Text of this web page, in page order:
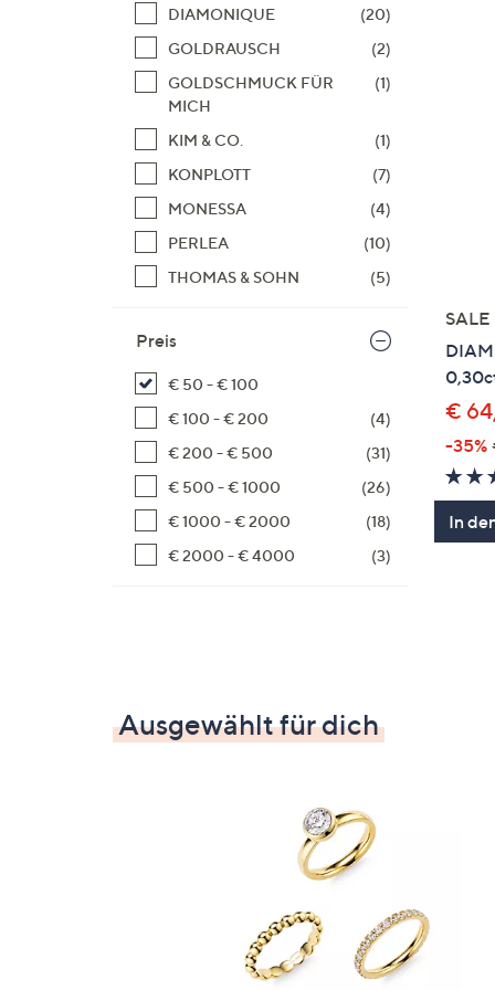
DIAMONIQUE
(20)
GOLDRAUSCH
(2)
GOLDSCHMUCK FÜR
MICH
(1)
KIM & CO.
(1)
KONPLOTT
(7)
MONESSA
(4)
PERLEA
(10)
THOMAS & SOHN
(5)
Preis
€ 50 - € 100
€ 100 - € 200
(4)
€ 200 - € 500
(31)
€ 500 - € 1000
(26)
€ 1000 - € 2000
(18)
€ 2000 - € 4000
(3)
SALE
€
-35%
In
Ausgewählt für dich